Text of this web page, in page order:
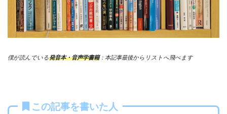
僕が読んでいる発音本・音声学書籍：本記事最後からリストへ飛べます
この記事を書いた人